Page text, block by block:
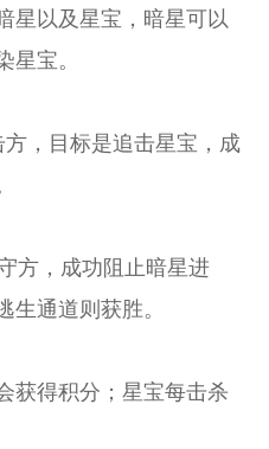
星以及星宝，暗星可以
宝。
，目标是追击星宝，成
，成功阻止暗星进
通道则获胜。
得积分；星宝每击杀